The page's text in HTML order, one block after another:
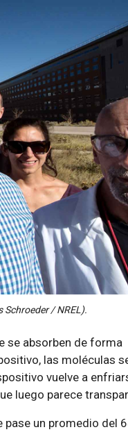
Schroeder / NREL).
se absorben de forma
las moléculas
vuelve a
luego parece
un promedio del